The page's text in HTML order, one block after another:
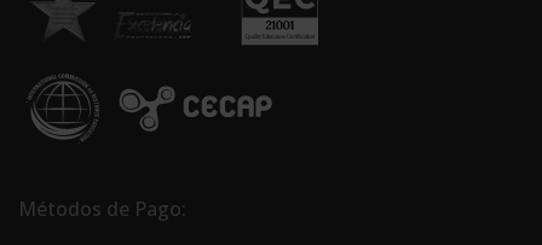
Métodos de Pago: